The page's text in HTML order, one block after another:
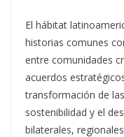
El hábitat
historias comunes
entre comunidades
acuerdos
transformación de
sostenibilidad y el
bilaterales,